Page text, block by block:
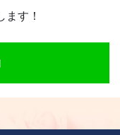
す！